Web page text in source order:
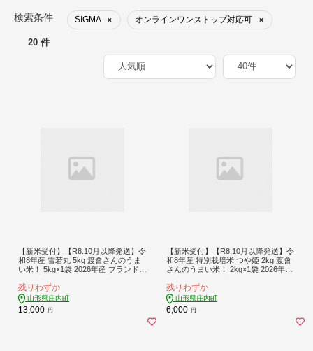
検索条件 SIGMA × オンラインワンストップ対応可 ×
20 件
【新米受付】【R8.10月以降発送】令
和8年産 雪若丸 5kg 渡會さんのうま
い米！ 5kg×1袋 2026年産 ブランド米
シヒカリの原点、亀の尾発祥の地 庄
内
残りわずか
山形県庄内町
13,000 円
【新米受付】【R8.10月以降発送】令
和8年産 特別栽培米 つや姫 2kg 渡會
さんのうまい米！ 2kg×1袋 2026年産
庄内平野 コシヒカリの原点、亀の尾
発祥の地 庄内
残りわずか
山形県庄内町
6,000 円